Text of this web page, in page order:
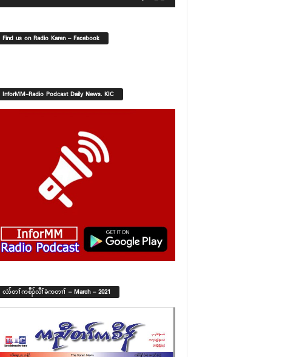
Find us on Radio Karen – Facebook
InforMM-Radio Podcast Daily News. KIC
လံာ်တၢ်ကစီၣ်လီၢ်ခံကတၢၢ် – March – 2021